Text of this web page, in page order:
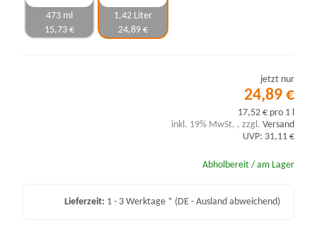
473 ml
15,73 €
1,42 Liter
24,89 €
jetzt nur
24,89 €
17,52 € pro 1 l
inkl. 19% MwSt. , zzgl. Versand
UVP: 31,11 €
Abholbereit / am Lager
Lieferzeit: 1 - 3 Werktage * (DE - Ausland abweichend)